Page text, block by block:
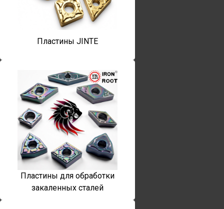
Пластины JINTE
Пластины для обработки
закаленных сталей